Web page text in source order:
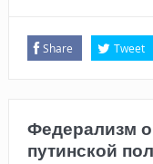
Share Tweet
Федерализм
путинской